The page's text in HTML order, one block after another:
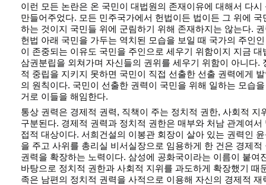
이런 모든 논란은 온 국민이 대법원의 존재이유에 대해서 다
만들어주었다. 모든 민주국가에서 헌법이든 법이든 그 위에
하는 것이지 국민들 위에 군림하기 위해 존재하지는 않는다.
헌법 아래 국민을 가두는 역치된 모습을 보일 때 국가의 주인
이 존중되는 이유도 국민을 주인으로 세우기 위함이지 지금
삼권분립을 외쳐가며 자신들의 권위를 세우기 위함이 아니다.
적 중립을 지키지 못하면 국민이 직접 선출한 선출 권력에게
의 원칙이다. 국민이 선출한 권력이 국민을 위해 일하는 모습
거로 이들을 해임한다.
통상 권력은 경제적 권력, 직책이 주는 정치적 권한, 사회적 지
구분된다. 경제적 권력과 정치적 권한은 매부와 처남 관계여
접적 대상이다. 서희건설의 이봉관 회장이 살아 있는 권력인
을 주고 사위를 총리실 비서실장으로 임용하게 한 건은 경제
권력을 확장하는 노력이다. 삼성에 공화국이라는 이름이 붙여
바탕으로 정치적 권한과 사회적 지위를 과도하게 확장했기 때
족은 남편의 정치적 권력을 사적으로 이용해 자신의 경제적